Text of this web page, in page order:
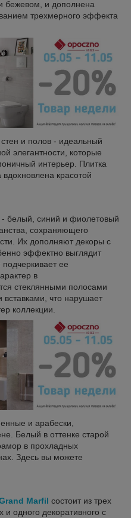
бежевом, и дополнена
трехмерного эффекта
и полов - идеальный
элегантности, которые
интерьер. Плитка
​​красотой
- белый, синий и фиолетовый
сохраняющего
Их дополняют декоры с
эффектно выглядит
подчеркивает ее
в
стеклянными полосами
вставками, что нарушает
коллекции.
и арабески,
Белый в оттенке старой
в прохладных
Здесь вы можете
Marfil состоит из трех
и одного декоративного с